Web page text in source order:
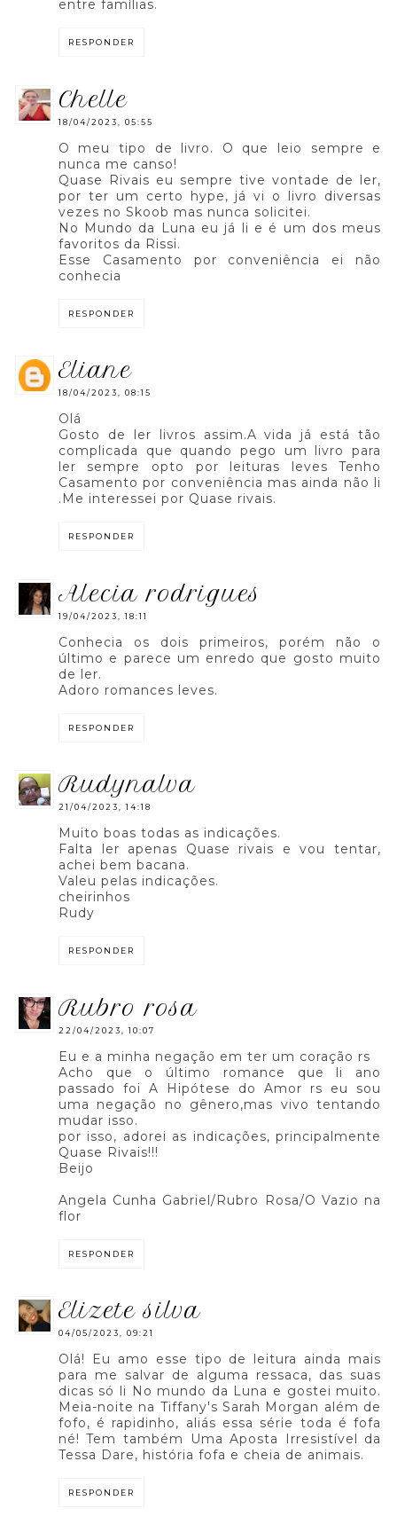
entre famílias.
RESPONDER
chelle
18/04/2023, 05:55
O meu tipo de livro. O que leio sempre e
nunca me canso!
Quase Rivais eu sempre tive vontade de ler,
por ter um certo hype, já vi o livro diversas
vezes no Skoob mas nunca solicitei.
No Mundo da Luna eu já li e é um dos meus
favoritos da Rissi.
Esse Casamento por conveniência ei não
conhecia
RESPONDER
eliane
18/04/2023, 08:15
Olá
Gosto de ler livros assim.A vida já está tão
complicada que quando pego um livro para
ler sempre opto por leituras leves Tenho
Casamento por conveniência mas ainda não li
.Me interessei por Quase rivais.
RESPONDER
alecia rodrigues
19/04/2023, 18:11
Conhecia os dois primeiros, porém não o
último e parece um enredo que gosto muito
de ler.
Adoro romances leves.
RESPONDER
rudynalva
21/04/2023, 14:18
Muito boas todas as indicações.
Falta ler apenas Quase rivais e vou tentar,
achei bem bacana.
Valeu pelas indicações.
cheirinhos
Rudy
RESPONDER
rubro rosa
22/04/2023, 10:07
Eu e a minha negação em ter um coração rs
Acho que o último romance que li ano
passado foi A Hipótese do Amor rs eu sou
uma negação no gênero,mas vivo tentando
mudar isso.
por isso, adorei as indicações, principalmente
Quase Rivais!!!
Beijo
Angela Cunha Gabriel/Rubro Rosa/O Vazio na
flor
RESPONDER
elizete silva
04/05/2023, 09:21
Olá! Eu amo esse tipo de leitura ainda mais
para me salvar de alguma ressaca, das suas
dicas só li No mundo da Luna e gostei muito.
Meia-noite na Tiffany's Sarah Morgan além de
fofo, é rapidinho, aliás essa série toda é fofa
né! Tem também Uma Aposta Irresistível da
Tessa Dare, história fofa e cheia de animais.
RESPONDER